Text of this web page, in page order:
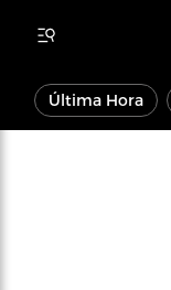
Última Hora